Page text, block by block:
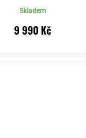
Skladem
9 990 Kč